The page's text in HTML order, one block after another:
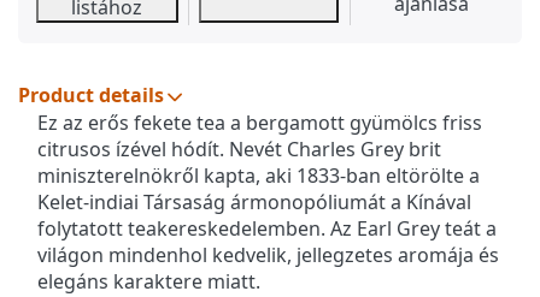
listához
Product details
Ez az erős fekete tea a bergamott gyümölcs friss
citrusos ízével hódít. Nevét Charles Grey brit
miniszterelnökről kapta, aki 1833-ban eltörölte a
Kelet-indiai Társaság ármonopóliumát a Kínával
folytatott teakereskedelemben. Az Earl Grey teát a
világon mindenhol kedvelik, jellegzetes aromája és
elegáns karaktere miatt.